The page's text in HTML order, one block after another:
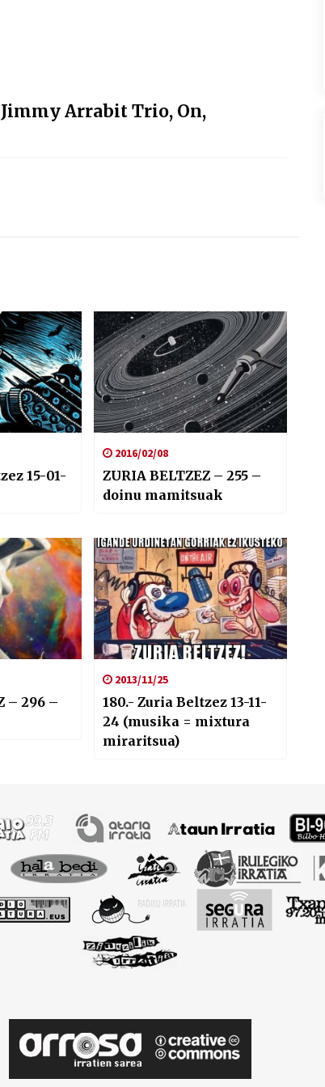
Arrabit Trio, On,
15-01-
2016/02/08
ZURIA BELTZEZ – 255 –
doinu mamitsuak
– 296 –
2013/11/25
180.- Zuria Beltzez 13-11-
24 (musika = mixtura
miraritsua)